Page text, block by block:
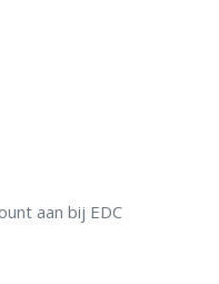
aan bij EDC